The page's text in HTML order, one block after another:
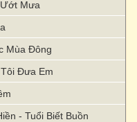
Mưa
Mùa Đông
Đưa Em
- Tuổi Biết Buồn